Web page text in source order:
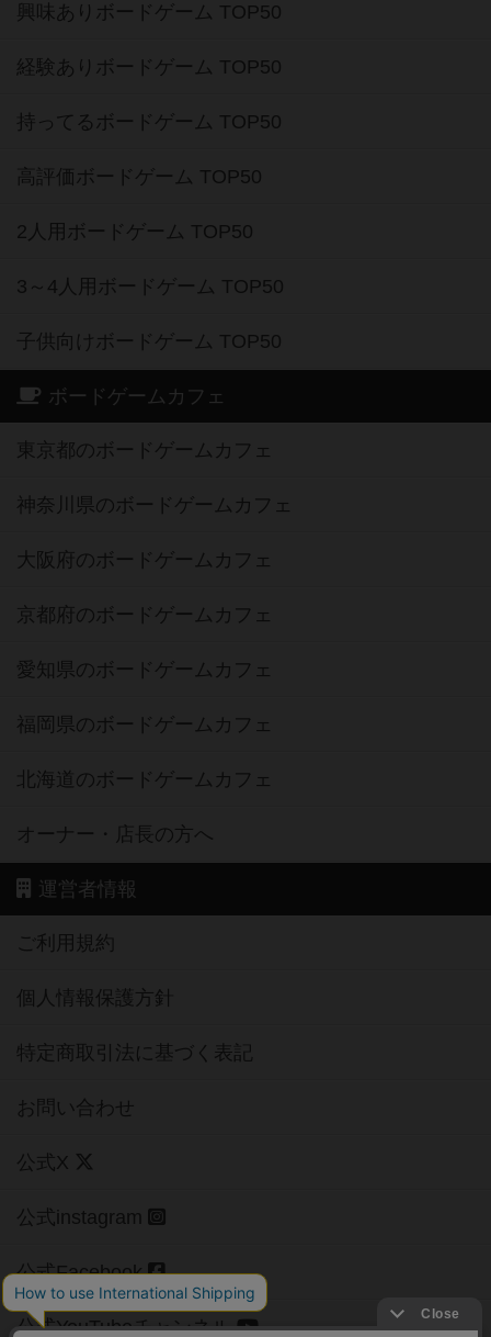
興味ありボードゲーム TOP50
経験ありボードゲーム TOP50
持ってるボードゲーム TOP50
高評価ボードゲーム TOP50
2人用ボードゲーム TOP50
3～4人用ボードゲーム TOP50
子供向けボードゲーム TOP50
ボードゲームカフェ
東京都のボードゲームカフェ
神奈川県のボードゲームカフェ
大阪府のボードゲームカフェ
京都府のボードゲームカフェ
愛知県のボードゲームカフェ
福岡県のボードゲームカフェ
北海道のボードゲームカフェ
オーナー・店長の方へ
運営者情報
ご利用規約
個人情報保護方針
特定商取引法に基づく表記
お問い合わせ
公式X
公式instagram
公式Facebook
公式YouTubeチャンネル